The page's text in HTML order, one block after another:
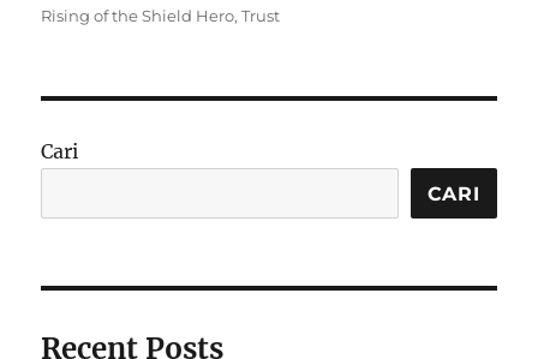
on
Rising of the Shield Hero,Trust
Cari
CARI
Recent Posts